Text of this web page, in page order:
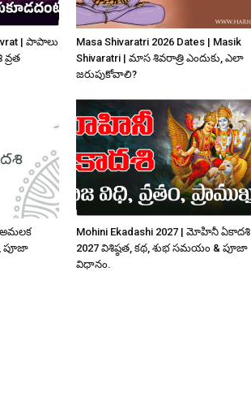
vrat | పాపాలు
Masa Shivaratri 2026 Dates | Masik
Shivaratri | మాస శివరాత్రి ఎందుకు, ఎలా
జరుపుకోవాలి?
అమలక
పూజా
Mohini Ekadashi 2027 | మోహినీ ఏకాదశి
2027 విశిష్ఠత, కథ, శుభ సమయం & పూజా
విధానం.